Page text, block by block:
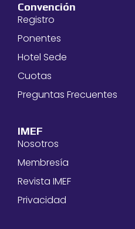
IMEF
Nosotros
Membresía
Revista IMEF
Privacidad
Convención
Registro
Ponentes
Hotel Sede
Cuotas
Preguntas Frecuentes